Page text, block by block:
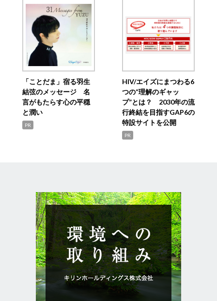
「ことだま」宿る羽生
結弦のメッセージ 名
言がもたらす心の平穏
と潤い
PR
HIV/エイズにまつわる6
つの“理解のギャッ
プ”とは？ 2030年の流
行終結を目指すGAP6の
特設サイトを公開
PR